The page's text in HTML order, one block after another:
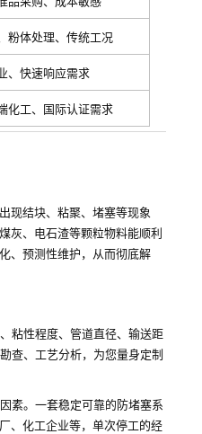
粉体处理、传统工况
、快速响应需求
化工、国际认证需求
现结块、粘聚、堵塞等现象
灰、电石渣等颗粒物料能顺利
、预测性维护，从而彻底解
粘性程度、管道直径、输送距
查、工艺分析，为您量身定制
素。一套稳定可靠的防堵塞系
、化工企业等，单次停工的经